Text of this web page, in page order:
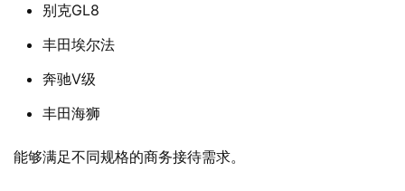
别克GL8
丰田埃尔法
奔驰V级
丰田海狮
能够满足不同规格的商务接待需求。